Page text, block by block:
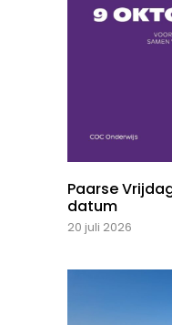
Paarse
datum
20 juli 2026